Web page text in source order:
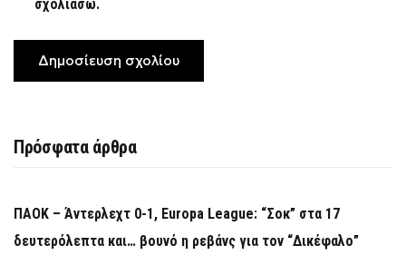
σχολιάσω.
Πρόσφατα άρθρα
ΠΑΟΚ – Άντερλεχτ 0-1, Europa League: “Σοκ” στα 17
δευτερόλεπτα και… βουνό η ρεβάνς για τον “Δικέφαλο”